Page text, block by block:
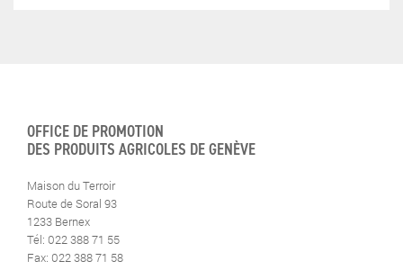
OFFICE DE PROMOTION
DES PRODUITS AGRICOLES DE GENÈVE
Maison du Terroir
Route de Soral 93
1233 Bernex
Tél: 022 388 71 55
Fax: 022 388 71 58